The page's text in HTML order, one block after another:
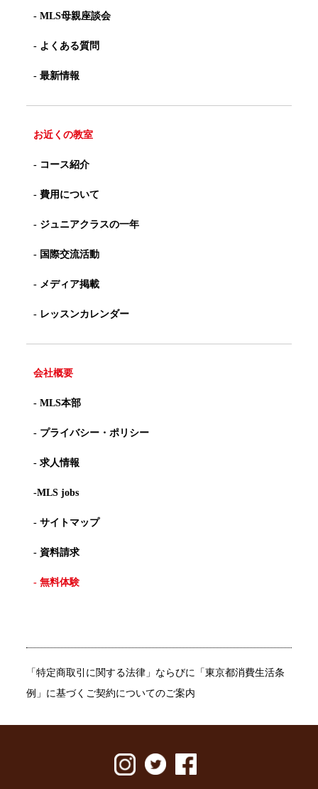
- MLS母親座談会
- よくある質問
- 最新情報
お近くの教室
- コース紹介
- 費用について
- ジュニアクラスの一年
- 国際交流活動
- メディア掲載
- レッスンカレンダー
会社概要
- MLS本部
- プライバシー・ポリシー
- 求人情報
-MLS jobs
- サイトマップ
- 資料請求
- 無料体験
「特定商取引に関する法律」ならびに「東京都消費生活条
例」に基づくご契約についてのご案内